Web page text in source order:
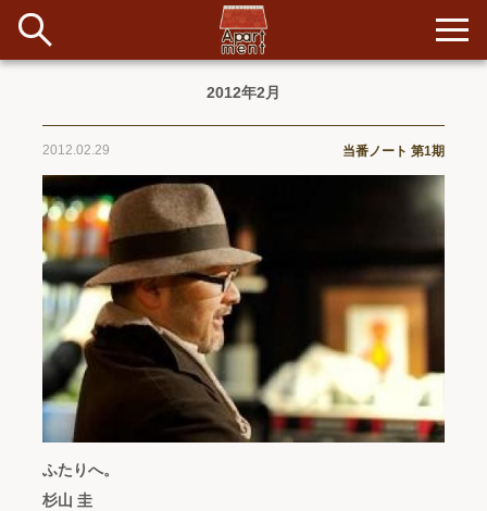
#アイデア #イベント #インド #エッセイ #ボツ #マルシェ
#旅
#日記 #暮らし #留学 #考え事 #音楽
イベント&ショップ
長期滞在者&more
アパートメントについて
当番ノート
新着
配信
入居者一覧
2012年2月
2012.02.29 当番ノート 第1期
ふたりへ。
杉山 圭